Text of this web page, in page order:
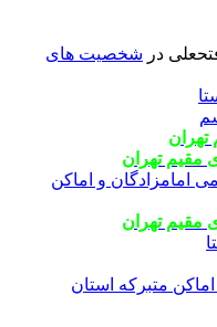
در شخصیت های
تهران
مقیم تهران
امامزادگان و اماکن
مقیم تهران
متبرکه استان